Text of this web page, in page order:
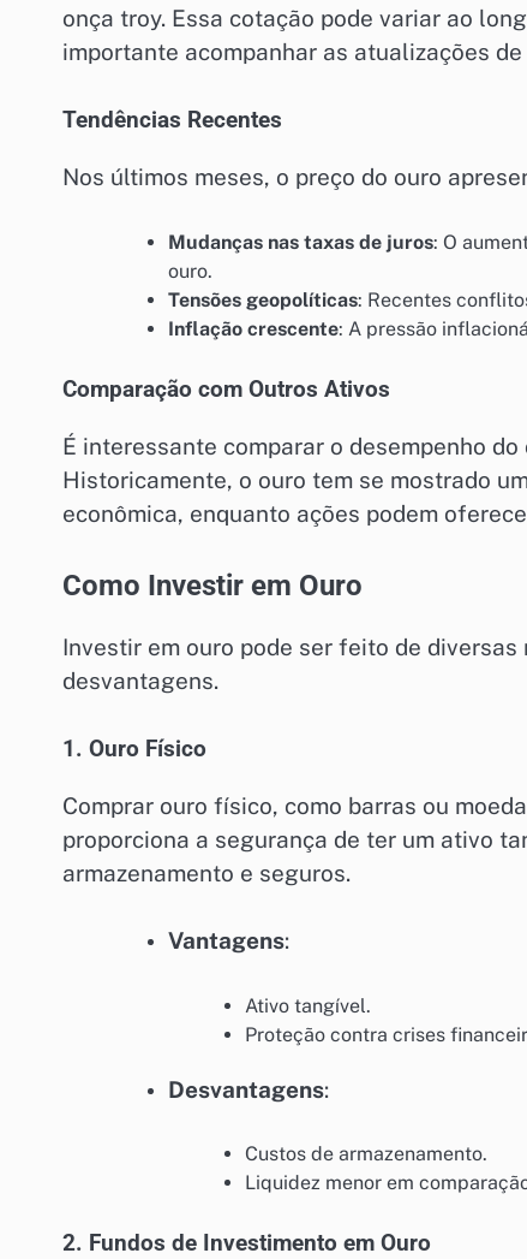
onça troy. Essa cotação pode variar ao
importante acompanhar as atualizações
Tendências Recentes
Nos últimos meses, o preço do ouro
Mudanças nas taxas de juros: O
ouro.
Tensões geopolíticas: Recentes
Inflação crescente: A pressão
Comparação com Outros Ativos
É interessante comparar o desempenho
Historicamente, o ouro tem se mostrado
econômica, enquanto ações podem
Como Investir em Ouro
Investir em ouro pode ser feito de
desvantagens.
1. Ouro Físico
Comprar ouro físico, como barras ou
proporciona a segurança de ter um ativo
armazenamento e seguros.
Vantagens:
Ativo tangível.
Proteção contra crises
Desvantagens:
Custos de armazenamento.
Liquidez menor em
2. Fundos de Investimento em Ouro